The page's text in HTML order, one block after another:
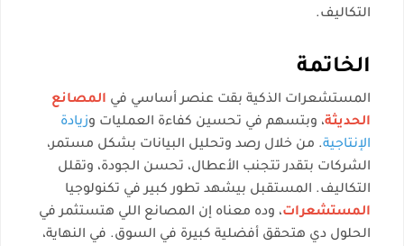
التكاليف.
الخاتمة
المستشعرات الذكية بقت عنصر أساسي في المصانع
الحديثة، وبتسهم في تحسين كفاءة العمليات وزيادة
الإنتاجية. من خلال رصد وتحليل البيانات بشكل مستمر،
الشركات بتقدر تتجنب الأعطال، تحسن الجودة، وتقلل
التكاليف. المستقبل بيشهد تطور كبير في تكنولوجيا
المستشعرات، وده معناه إن المصانع اللي هتستثمر في
الحلول دي هتحقق أفضلية كبيرة في السوق. في النهاية،